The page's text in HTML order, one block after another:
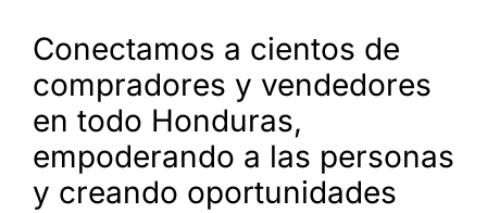
Conectamos a cientos de
compradores y vendedores
en todo Honduras,
empoderando a las personas
y creando oportunidades